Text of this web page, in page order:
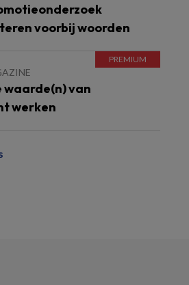
voorbij woorden
waarde(n) van
werken